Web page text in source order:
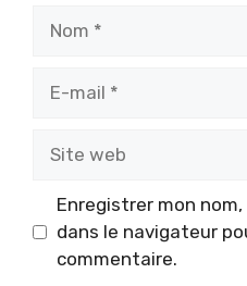
mail
web
Enregistrer mon
dans le navigateur
commentaire.